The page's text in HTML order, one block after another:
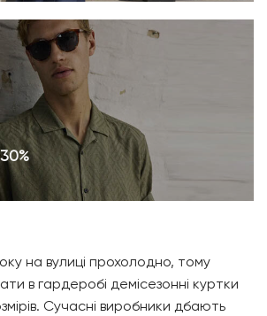
на вулиці прохолодно, тому
в гардеробі демісезонні куртки
Сучасні виробники дбають